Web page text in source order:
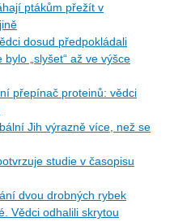
ptákům přežít v
dosud předpokládali
„slyšet“ až ve výšce
přepínač proteinů: vědci
Jih výrazně více, než se
studie v časopisu
dvou drobných rybek
Vědci odhalili skrytou